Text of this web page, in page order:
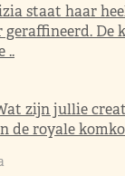
staat haar
geraffineerd. De
..
zijn jullie
de royale